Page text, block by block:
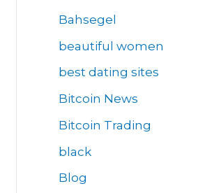
Bahsegel
beautiful women
best dating sites
Bitcoin News
Bitcoin Trading
black
Blog